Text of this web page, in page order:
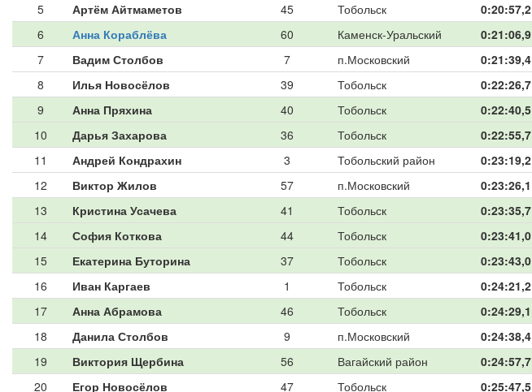
5
Артём Айтмаметов 45 Тобольск 0:20:57,2
6
Анна Кораблёва 60 Каменск-Уральский 0:21:06,9
7
Вадим Столбов 7 п.Московский 0:21:39,4
8
Илья Новосёлов 39 Тобольск 0:22:26,7
9
Анна Пряхина 40 Тобольск 0:22:40,5
10
Дарья Захарова 36 Тобольск 0:22:55,7
11
Андрей Кондрахин 3 Тобольский район 0:23:19,2
12
Виктор Жилов 57 п.Московский 0:23:26,1
13
Кристина Усачева 41 Тобольск 0:23:35,7
14
София Коткова 44 Тобольск 0:23:41,0
15
Екатерина Буторина 37 Тобольск 0:23:43,0
16
Иван Каргаев 1 Тобольск 0:24:21,2
17
Анна Абрамова 46 Тобольск 0:24:29,1
18
Данила Столбов 9 п.Московский 0:24:38,4
19
Виктория Щербина 56 Вагайский район 0:24:57,7
20
Егор Новосёлов 47 Тобольск 0:25:47,5